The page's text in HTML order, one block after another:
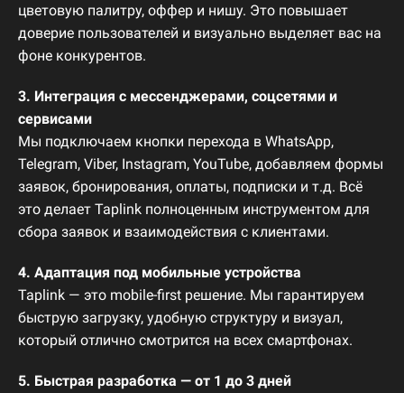
цветовую палитру, оффер и нишу. Это повышает
доверие пользователей и визуально выделяет вас на
фоне конкурентов.
3. Интеграция с мессенджерами, соцсетями и
сервисами
Мы подключаем кнопки перехода в WhatsApp,
Telegram, Viber, Instagram, YouTube, добавляем формы
заявок, бронирования, оплаты, подписки и т.д. Всё
это делает Taplink полноценным инструментом для
сбора заявок и взаимодействия с клиентами.
4. Адаптация под мобильные устройства
Taplink — это mobile-first решение. Мы гарантируем
быструю загрузку, удобную структуру и визуал,
который отлично смотрится на всех смартфонах.
5. Быстрая разработка — от 1 до 3 дней